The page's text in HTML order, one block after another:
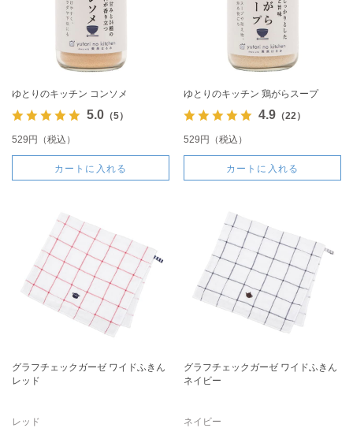
ゆとりのキッチン コンソメ
5.0（5）
529円（税込）
カートに入れる
ゆとりのキッチン 鶏がらスープ
4.9（22）
529円（税込）
カートに入れる
グラフチェックガーゼ ワイドふきん
レッド
レッド
グラフチェックガーゼ ワイドふきん
ネイビー
ネイビー